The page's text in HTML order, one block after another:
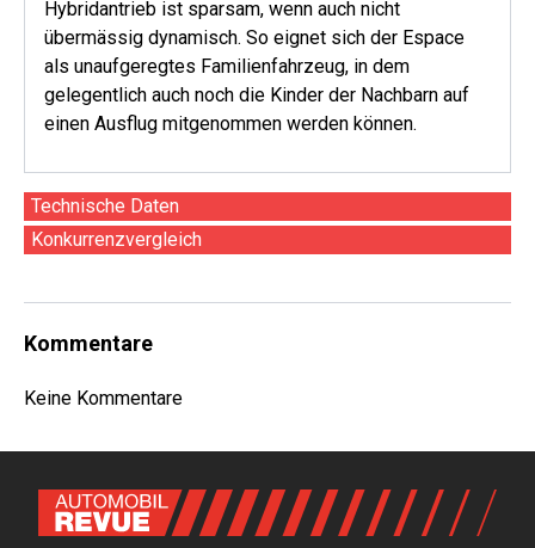
Hybridantrieb ist sparsam, wenn auch nicht
übermässig dynamisch. So eignet sich der Espace
als unaufgeregtes Familienfahrzeug, in dem
gelegentlich auch noch die Kinder der Nachbarn auf
einen Ausflug mitgenommen werden können.
Technische Daten
Konkurrenzvergleich
Kommentare
Keine Kommentare